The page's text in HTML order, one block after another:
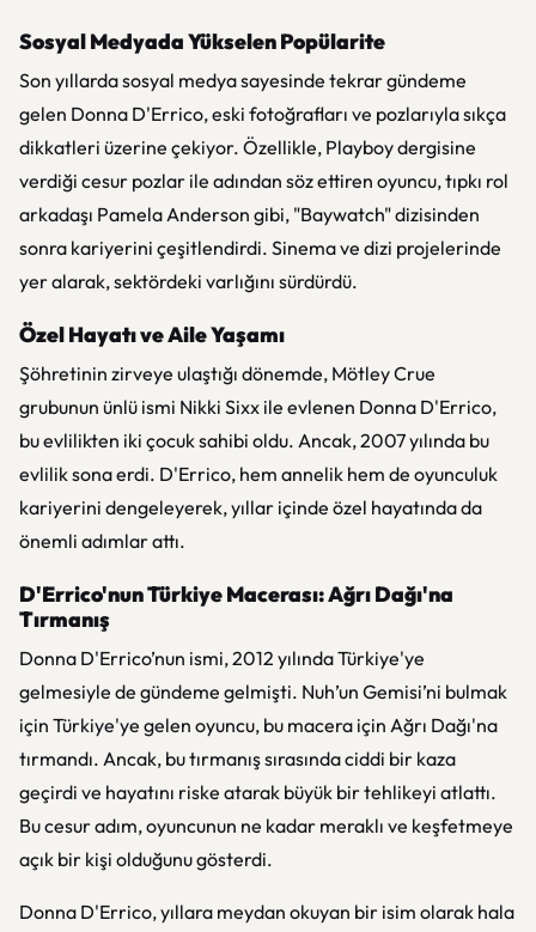
Sosyal Medyada Yükselen Popülarite
Son yıllarda sosyal medya sayesinde tekrar gündeme
gelen Donna D'Errico, eski fotoğrafları ve pozlarıyla sıkça
dikkatleri üzerine çekiyor. Özellikle, Playboy dergisine
verdiği cesur pozlar ile adından söz ettiren oyuncu, tıpkı rol
arkadaşı Pamela Anderson gibi, "Baywatch" dizisinden
sonra kariyerini çeşitlendirdi. Sinema ve dizi projelerinde
yer alarak, sektördeki varlığını sürdürdü.
Özel Hayatı ve Aile Yaşamı
Şöhretinin zirveye ulaştığı dönemde, Mötley Crue
grubunun ünlü ismi Nikki Sixx ile evlenen Donna D'Errico,
bu evlilikten iki çocuk sahibi oldu. Ancak, 2007 yılında bu
evlilik sona erdi. D'Errico, hem annelik hem de oyunculuk
kariyerini dengeleyerek, yıllar içinde özel hayatında da
önemli adımlar attı.
D'Errico'nun Türkiye Macerası: Ağrı Dağı'na
Tırmanış
Donna D'Errico’nun ismi, 2012 yılında Türkiye'ye
gelmesiyle de gündeme gelmişti. Nuh’un Gemisi’ni bulmak
için Türkiye'ye gelen oyuncu, bu macera için Ağrı Dağı'na
tırmandı. Ancak, bu tırmanış sırasında ciddi bir kaza
geçirdi ve hayatını riske atarak büyük bir tehlikeyi atlattı.
Bu cesur adım, oyuncunun ne kadar meraklı ve keşfetmeye
açık bir kişi olduğunu gösterdi.
Donna D'Errico, yıllara meydan okuyan bir isim olarak hala